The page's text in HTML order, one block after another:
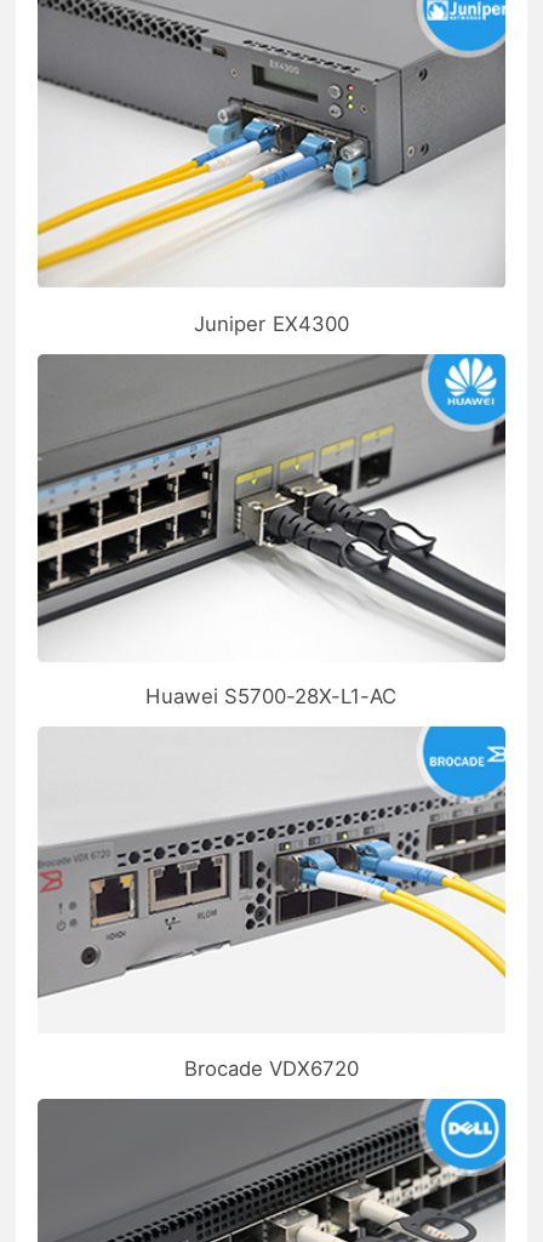
Juniper EX4300
Huawei S5700-28X-L1-AC
Brocade VDX6720